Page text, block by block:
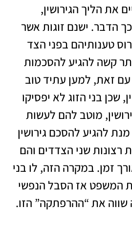
את הליך הגירושין,
הדבר. ישנם זוגות אשר
טענותיהם בפני הצד
קשה להגיע להסכמות
זאת, למען עתיד טוב
שכן בני הזוג לא יפסיקו
מוטב להם לעשות
להגיע להסכם גירושין
רצונות שני הצדדים והם
זמן. במקרה הזה, לו בני
המשפט אז הסבל הנפשי
שווה את “ההרפתקה” הזו.